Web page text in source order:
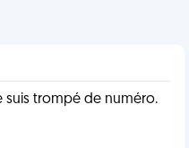
suis trompé de numéro.